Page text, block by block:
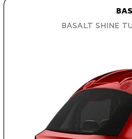
BASALT SHINE